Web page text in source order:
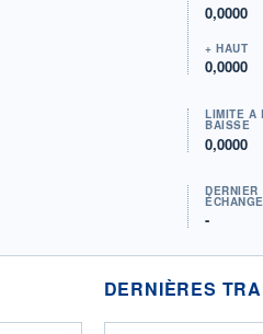
0,0000
+ HAUT
0,0000
LIMITE À
BAISSE
0,0000
DERNIER
ÉCHANGE
-
DERNIÈRES